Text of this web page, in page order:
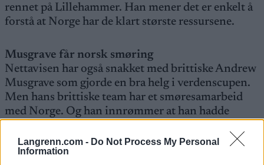
Langrenn.com - Do Not Process My Personal
Information
rennet på Lillehammer. Han mener det er enkelt å
forstå at Norge har de klart største ressursene.
Musgrave får norsk smøring
Nettavisen har også snakket med brittiske Andrew
Musgrave som gjorde en bra helg i verdenscupen.
Men hans brittiske team har et smøresamarbeid
med Norge. Og han innrømmer at han hadde
flere land som ikke var i nærheten av.
Også Musgrave har bodd lenge i Norge, og han